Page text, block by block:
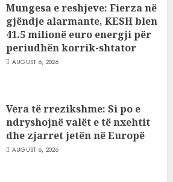
Mungesa e reshjeve: Fierza në
gjëndje alarmante, KESH blen
41.5 milionë euro energji për
periudhën korrik-shtator
AUGUST 6, 2026
Vera të rrezikshme: Si po e
ndryshojnë valët e të nxehtit
dhe zjarret jetën në Europë
AUGUST 6, 2026